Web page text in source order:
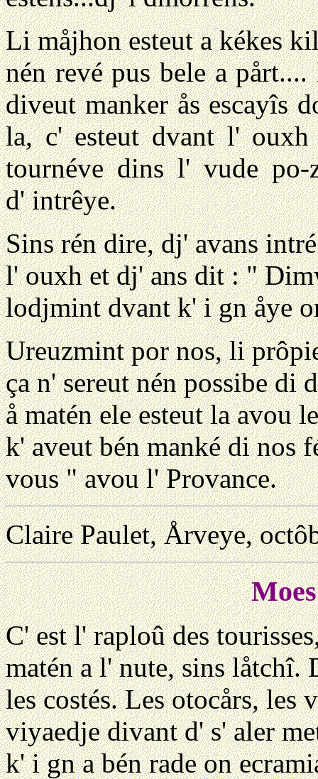
Li måjhon esteut a kékes
nén revé pus bele a
diveut manker ås escayîs
la, c' esteut dvant l'
tournéve dins l' vude
d' intrêye.
Sins rén dire, dj' avans
l' ouxh et dj' ans dit : "
lodjmint dvant k' i gn åye
Ureuzmint por nos, li
ça n' sereut nén possibe di
å matén ele esteut la avou
k' aveut bén manké di nos
vous " avou l' Provance.
Claire Paulet, Årveye,
C' est l' raploû des
matén a l' nute, sins låtchî.
les costés. Les otocårs, les
viyaedje divant d' s' aler
k' i gn a bén rade on